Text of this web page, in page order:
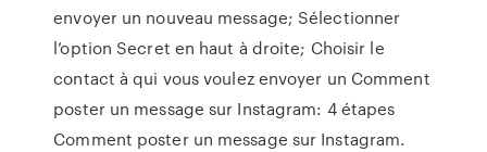
envoyer un nouveau message; Sélectionner
l’option Secret en haut à droite; Choisir le
contact à qui vous voulez envoyer un Comment
poster un message sur Instagram: 4 étapes
Comment poster un message sur Instagram.